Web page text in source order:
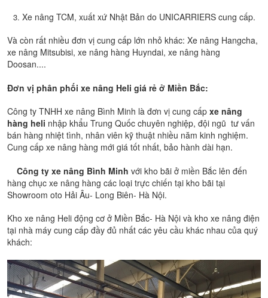
Xe nâng TCM, xuất xứ Nhật Bản do UNICARRIERS cung cấp.
Và còn rất nhiều đơn vị cung cấp lớn nhỏ khác: Xe nâng Hangcha,
xe nâng Mitsubisi, xe nâng hàng Huyndai, xe nâng hàng
Doosan....
Đơn vị phân phối xe nâng Heli giá rẻ ở Miền Bắc:
Công ty TNHH xe nâng Bình Minh là đơn vị cung cấp xe nâng
hàng heli nhập khẩu Trung Quốc chuyên nghiệp, đội ngũ tư vấn
bán hàng nhiệt tình, nhân viên kỹ thuật nhiều năm kinh nghiệm.
Cung cấp xe nâng hàng mới giá tốt nhất, bảo hành dài hạn.
Công ty xe nâng Bình Minh với kho bãi ở miền Bắc lên đến
hàng chục xe nâng hàng các loại trực chiến tại kho bãi tại
Showroom oto Hải Âu- Long Biên- Hà Nội.
Kho xe nâng Heli động cơ ở Miền Bắc- Hà Nội và kho xe nâng điện
tại nhà máy cung cấp đầy đủ nhất các yêu cầu khác nhau của quý
khách: